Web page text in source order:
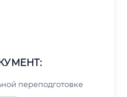
переподготовке